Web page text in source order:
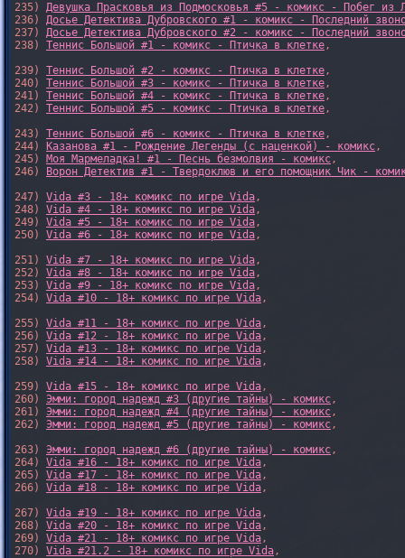
235) Девушка Прасковья из Подмосковья #5 - комикс - Побег из
236) Досье Детектива Дубровского #1 - комикс - Последний
237) Досье Детектива Дубровского #2 - комикс - Последний
238) Теннис Большой #1 - комикс - Птичка в клетке,
239) Теннис Большой #2 - комикс - Птичка в клетке,
240) Теннис Большой #3 - комикс - Птичка в клетке,
241) Теннис Большой #4 - комикс - Птичка в клетке,
242) Теннис Большой #5 - комикс - Птичка в клетке,
243) Теннис Большой #6 - комикс - Птичка в клетке,
244)
Казанова #1 - Рождение Легенды (с наценкой) - комикс,
245) Моя Мармеладка! #1 - Песнь безмолвия - комикс,
246)
Ворон Детектив #1 - Твердоклюв и его помощник Чик -
247) Vida #3 - 18+ комикс по игре Vida,
248) Vida #4 - 18+ комикс по игре Vida,
249) Vida #5 - 18+ комикс по игре Vida,
250) Vida #6 - 18+ комикс по игре Vida,
251) Vida #7 - 18+ комикс по игре Vida,
252) Vida #8 - 18+ комикс по игре Vida,
253) Vida #9 - 18+ комикс по игре Vida,
254) Vida #10 - 18+ комикс по игре Vida,
255) Vida #11 - 18+ комикс по игре Vida,
256) Vida #12 - 18+ комикс по игре Vida,
257) Vida #13 - 18+ комикс по игре Vida,
258) Vida #14 - 18+ комикс по игре Vida,
259) Vida #15 - 18+ комикс по игре Vida,
260) Эмми: город надежд #3 (другие тайны) - комикс,
261) Эмми: город надежд #4 (другие тайны) - комикс,
262) Эмми: город надежд #5 (другие тайны) - комикс,
263) Эмми: город надежд #6 (другие тайны) - комикс,
264) Vida #16 - 18+ комикс по игре Vida,
265) Vida #17 - 18+ комикс по игре Vida,
266) Vida #18 - 18+ комикс по игре Vida,
267) Vida #19 - 18+ комикс по игре Vida,
268) Vida #20 - 18+ комикс по игре Vida,
269) Vida #21 - 18+ комикс по игре Vida,
270) Vida #21.2 - 18+ комикс по игре Vida,